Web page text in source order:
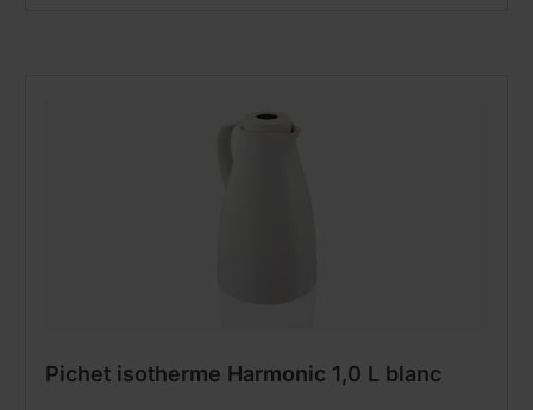
Pichet isotherme Harmonic 1,0 L blanc